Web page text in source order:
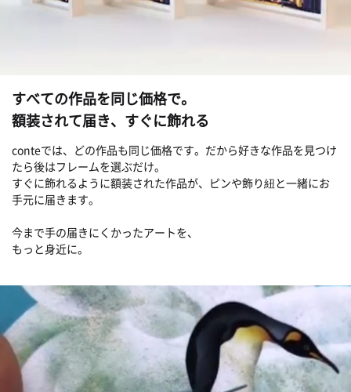
すべての作品を同じ価格で。
額装されて届き、すぐに飾れる
conteでは、どの作品も同じ価格です。だから好きな作品を見つけ
たら後はフレームを選ぶだけ。
すぐに飾れるように額装された作品が、ピンや飾り紐と一緒にお
手元に届きます。
今まで手の届きにくかったアートを、
もっと身近に。